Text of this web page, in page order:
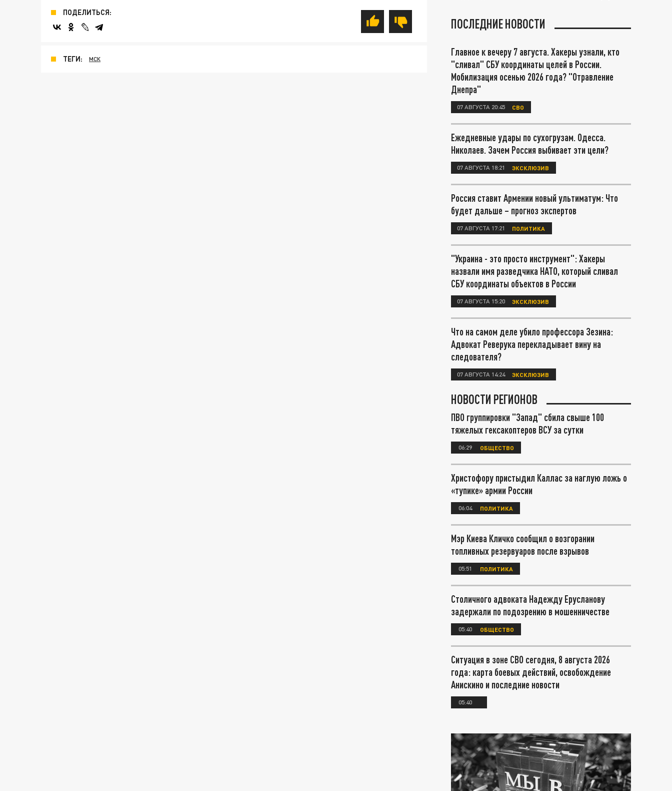
ПОДЕЛИТЬСЯ:
ТЕГИ: МСК
ПОСЛЕДНИЕ НОВОСТИ
Главное к вечеру 7 августа. Хакеры узнали, кто
"сливал" СБУ координаты целей в России.
Мобилизация осенью 2026 года? "Отравление
Днепра"
07 АВГУСТА 20:45 СВО
Ежедневные удары по сухогрузам. Одесса.
Николаев. Зачем Россия выбивает эти цели?
07 АВГУСТА 18:21 ЭКСКЛЮЗИВ
Россия ставит Армении новый ультиматум: Что
будет дальше – прогноз экспертов
07 АВГУСТА 17:21 ПОЛИТИКА
"Украина - это просто инструмент": Хакеры
назвали имя разведчика НАТО, который сливал
СБУ координаты объектов в России
07 АВГУСТА 15:20 ЭКСКЛЮЗИВ
Что на самом деле убило профессора Зезина:
Адвокат Реверука перекладывает вину на
следователя?
07 АВГУСТА 14:24 ЭКСКЛЮЗИВ
НОВОСТИ РЕГИОНОВ
ПВО группировки "Запад" сбила свыше 100
тяжелых гексакоптеров ВСУ за сутки
06:29 ОБЩЕСТВО
Христофору пристыдил Каллас за наглую ложь о
«тупике» армии России
06:04 ПОЛИТИКА
Мэр Киева Кличко сообщил о возгорании
топливных резервуаров после взрывов
05:51 ПОЛИТИКА
Столичного адвоката Надежду Ерусланову
задержали по подозрению в мошенничестве
05:40 ОБЩЕСТВО
Ситуация в зоне СВО сегодня, 8 августа 2026
года: карта боевых действий, освобождение
Анискино и последние новости
05:40